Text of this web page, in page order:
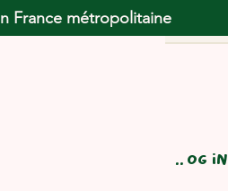
France métropolitaine
Log in